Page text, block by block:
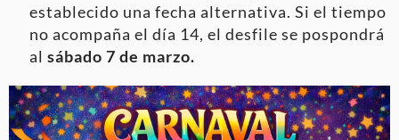
establecido una fecha alternativa. Si el tiempo
no acompaña el día 14, el desfile se pospondrá
al sábado 7 de marzo.